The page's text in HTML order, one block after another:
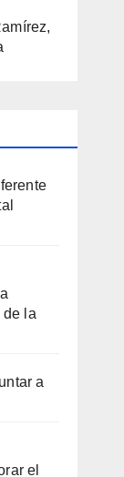
de la
a
el